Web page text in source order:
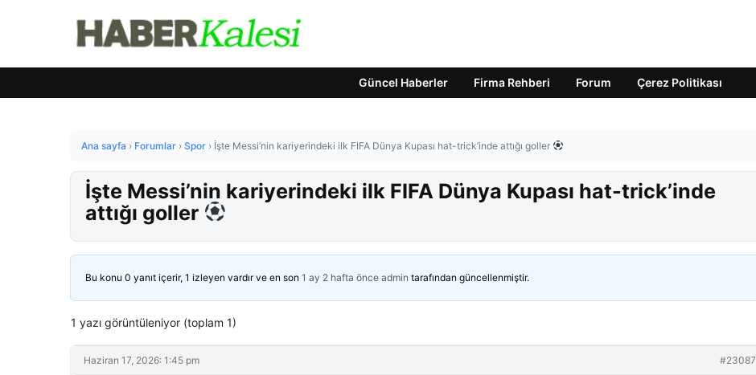
Güncel Haberler Firma Rehberi Forum Çerez Politikası
Ana sayfa › Forumlar › Spor › İşte Messi’nin kariyerindeki ilk FIFA Dünya Kupası hat-trick’inde attığı goller
İşte Messi’nin kariyerindeki ilk FIFA Dünya Kupası hat-trick’inde
attığı goller
Bu konu 0 yanıt içerir, 1 izleyen vardır ve en son 1 ay 2 hafta önce admin tarafından güncellenmiştir.
1 yazı görüntüleniyor (toplam 1)
Haziran 17, 2026: 1:45 pm #23087